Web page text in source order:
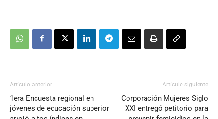
Artículo anterior
1era Encuesta regional en
jóvenes de educación superior
Artículo siguiente
Corporación Mujeres Siglo
XXI entregó petitorio para